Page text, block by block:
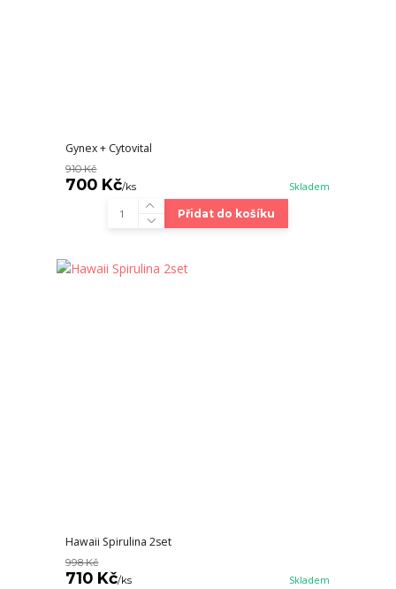
Gynex + Cytovital
910 Kč
700 Kč/ks Skladem
Přidat do košíku
Hawaii Spirulina 2set
998 Kč
710 Kč/ks Skladem